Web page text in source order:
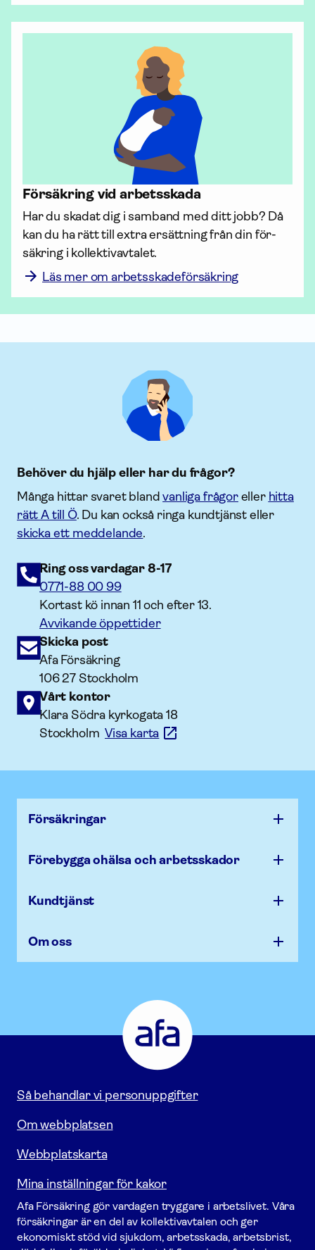
För­säkring vid arbetsskada
Har du skadat dig i samband med ditt jobb? Då
kan du ha rätt till extra ersättning från din för­
säkring i kollektiv­avtalet.
Läs mer om arbetsskadeförsäkring
Behöver du hjälp eller har du frågor?
Många hittar svaret blandvanliga frågoreller hitta
rätt A till Ö. Du kan också ringa kundtjänst eller
skicka ett meddelande.
Ring oss vardagar 8-17
0771-88 00 99
Kortast kö innan 11 och efter 13.
Avvikande öppettider
Skicka post
Afa Försäkring
106 27 Stockholm
Vårt kontor
Klara Södra kyrkogata 18
StockholmVisa karta
Försäk­ringar
Förebygga ohälsa och arbets­skador
Kundtjänst
Om oss
Försäkring
Gå
till
startsidan
Så behandlar vi personuppgifter
Om webbplatsen
Webbplatskarta
Mina inställningar för kakor
Afa För­säkring gör vardagen tryggare i arbetslivet. Våra
försäk­ringar är en del av kollektivavtalen och ger
ekonomiskt stöd vid sjukdom, arbetsskada, arbetsbrist,